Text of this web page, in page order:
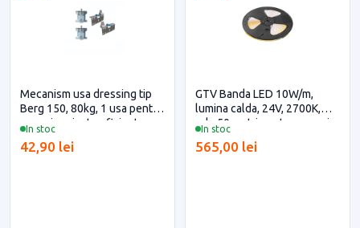
In stoc
Mecanism usa dressing tip
Berg 150, 80kg, 1 usa pentru
casa si proiecte eficiente
42,90 lei
In stoc
GTV Banda LED 10W/m,
lumina calda, 24V, 2700K,
rola 50 metri pentru casa si
565,00 lei